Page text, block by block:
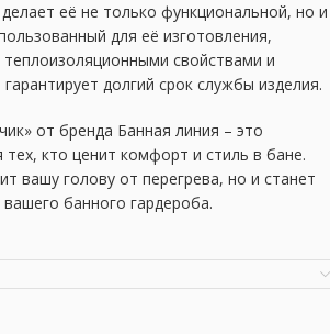
её не только функциональной, но и
для её изготовления,
свойствами и
долгий срок службы изделия.
от бренда Банная линия – это
кто ценит комфорт и стиль в бане.
вашу голову от перегрева, но и станет
банного гардероба.